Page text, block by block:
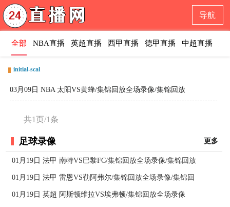
导航
全部 NBA直播 英超直播 西甲直播 德甲直播 中超直播
initial-scal
03月09日 NBA 太阳VS黄蜂/集锦回放全场录像/集锦回放
共1页/1条
足球录像 更多
01月19日 法甲 南特VS巴黎FC/集锦回放全场录像/集锦回放
01月19日 法甲 雷恩VS勒阿弗尔/集锦回放全场录像/集锦回
01月19日 英超 阿斯顿维拉VS埃弗顿/集锦回放全场录像